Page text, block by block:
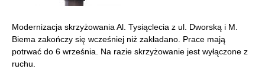
Modernizacja skrzyżowania Al. Tysiąclecia z ul. Dworską i M.
Biema zakończy się wcześniej niż zakładano. Prace mają
potrwać do 6 września. Na razie skrzyżowanie jest wyłączone z
ruchu.